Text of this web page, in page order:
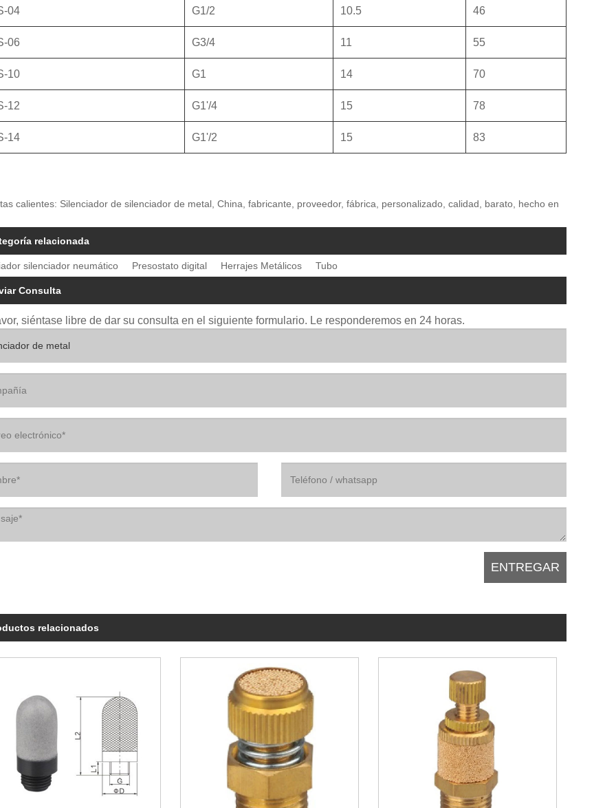
04 G1/2 10.5 46
06 G3/4 11 55
10 G1 14 70
12 G1'/4 15 78
14 G1'/2 15 83
calientes: Silenciador de silenciador de metal, China, fabricante, proveedor, fábrica, personalizado, calidad, barato, hecho en
relacionada
silenciador neumático Presostato digital Herrajes Metálicos Tubo
Consulta
siéntase libre de dar su consulta en el siguiente formulario. Le responderemos en 24 horas.
relacionados